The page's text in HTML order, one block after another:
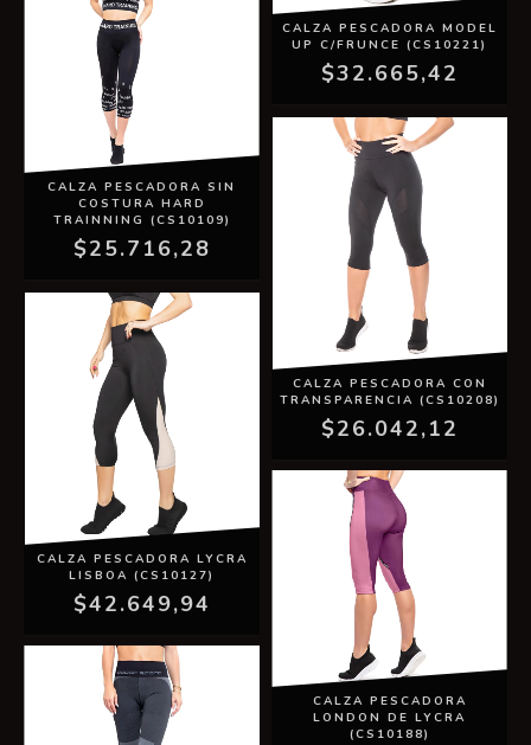
CALZA PESCADORA MODEL
UP C/FRUNCE (CS10221)
$32.665,42
CALZA PESCADORA SIN
COSTURA HARD
TRAINNING (CS10109)
$25.716,28
CALZA PESCADORA CON
TRANSPARENCIA (CS10208)
$26.042,12
CALZA PESCADORA LYCRA
LISBOA (CS10127)
$42.649,94
CALZA PESCADORA
LONDON DE LYCRA
(CS10188)